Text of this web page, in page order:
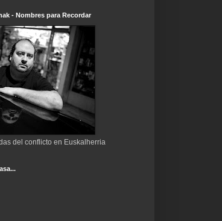
- Nombres para Recordar
del conflicto en Euskalherria